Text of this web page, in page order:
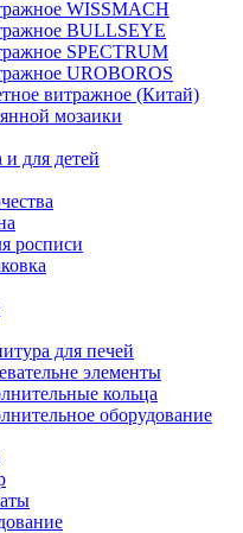
WISSMACH
BULLSEYE
SPECTRUM
UROBOROS
витражное (Китай)
мозаики
и для детей
росписи
для печей
элементы
кольца
оборудование